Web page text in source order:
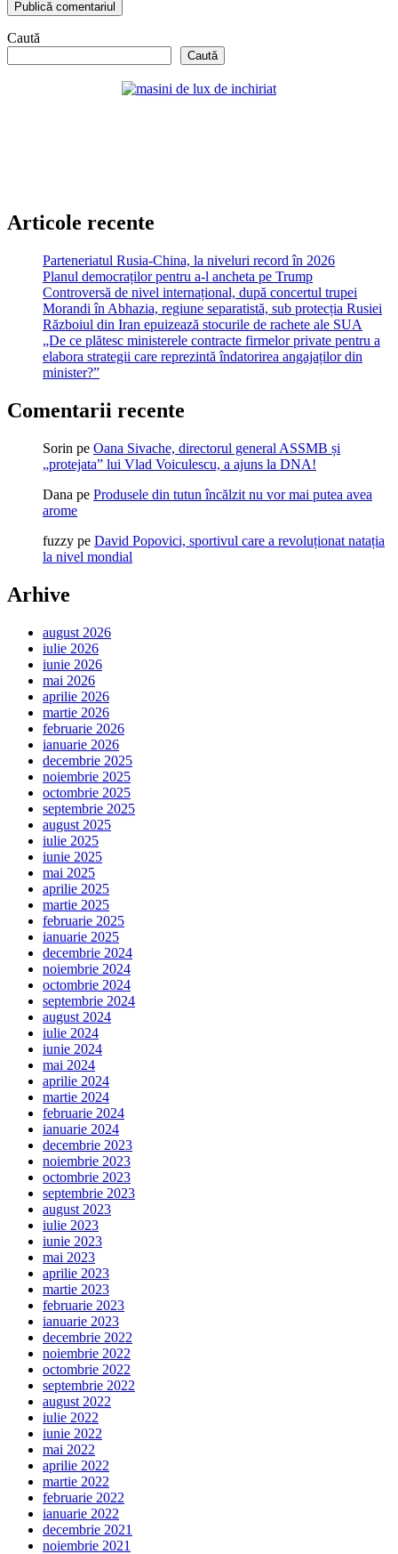
Caută
Caută
Articole recente
Parteneriatul Rusia-China, la niveluri record în 2026
Planul democraților pentru a-l ancheta pe Trump
Controversă de nivel internațional, după concertul trupei
Morandi în Abhazia, regiune separatistă, sub protecția Rusiei
Războiul din Iran epuizează stocurile de rachete ale SUA
„De ce plătesc ministerele contracte firmelor private pentru a
elabora strategii care reprezintă îndatorirea angajaților din
minister?”
Comentarii recente
Sorin pe Oana Sivache, directorul general ASSMB și
„protejata” lui Vlad Voiculescu, a ajuns la DNA!
Dana pe Produsele din tutun încălzit nu vor mai putea avea
arome
fuzzy pe David Popovici, sportivul care a revoluționat natația
la nivel mondial
Arhive
august 2026
iulie 2026
iunie 2026
mai 2026
aprilie 2026
martie 2026
februarie 2026
ianuarie 2026
decembrie 2025
noiembrie 2025
octombrie 2025
septembrie 2025
august 2025
iulie 2025
iunie 2025
mai 2025
aprilie 2025
martie 2025
februarie 2025
ianuarie 2025
decembrie 2024
noiembrie 2024
octombrie 2024
septembrie 2024
august 2024
iulie 2024
iunie 2024
mai 2024
aprilie 2024
martie 2024
februarie 2024
ianuarie 2024
decembrie 2023
noiembrie 2023
octombrie 2023
septembrie 2023
august 2023
iulie 2023
iunie 2023
mai 2023
aprilie 2023
martie 2023
februarie 2023
ianuarie 2023
decembrie 2022
noiembrie 2022
octombrie 2022
septembrie 2022
august 2022
iulie 2022
iunie 2022
mai 2022
aprilie 2022
martie 2022
februarie 2022
ianuarie 2022
decembrie 2021
noiembrie 2021